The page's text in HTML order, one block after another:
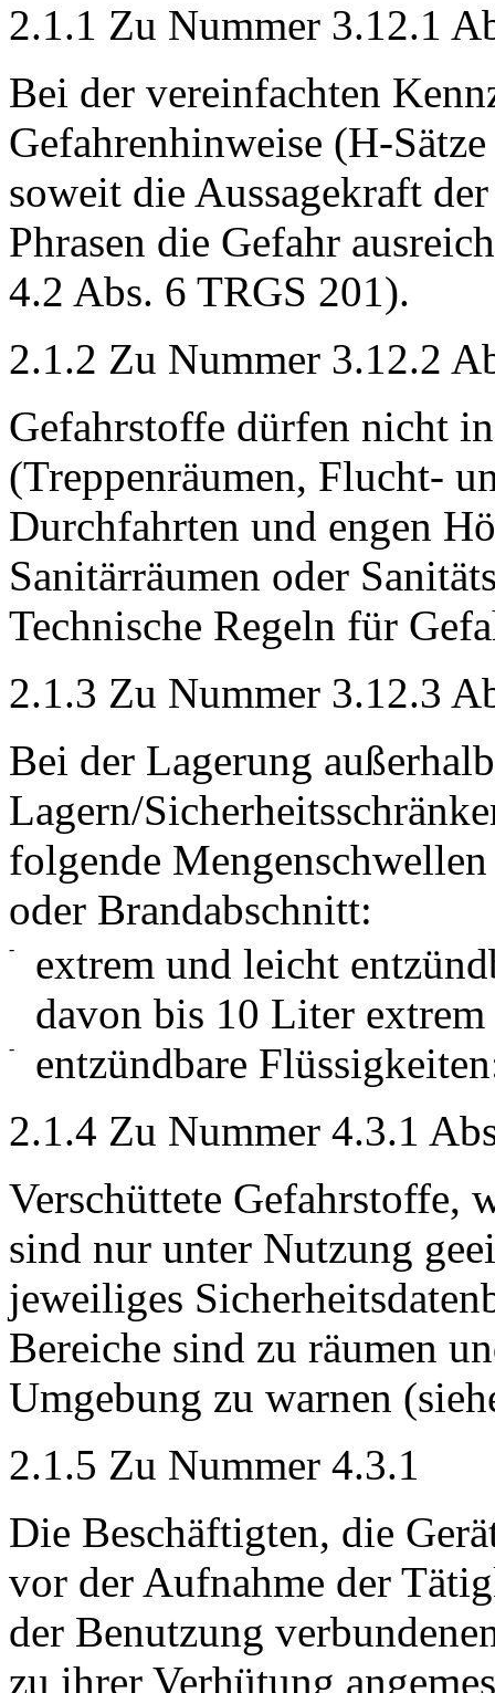
2.1.1 Zu Nummer 3.12.1
Bei der vereinfachten
Gefahrenhinweise (H-
soweit die Aussagekraft
Phrasen die Gefahr
4.2 Abs. 6 TRGS 201).
2.1.2 Zu Nummer 3.12.2
Gefahrstoffe dürfen nicht
(Treppenräumen, Flucht-
Durchfahrten und engen
Sanitärräumen oder
Technische Regeln für
2.1.3 Zu Nummer 3.12.3
Bei der Lagerung
Lagern/
folgende
oder Brandabschnitt:
-
extrem und leicht
davon bis 10 Liter extrem
-
entzündbare
2.1.4 Zu Nummer 4.3.1
Verschüttete Gefahrstoffe,
sind nur unter Nutzung
jeweiliges
Bereiche sind zu räumen
Umgebung zu warnen
2.1.5 Zu Nummer 4.3.1
Die Beschäftigten, die
vor der Aufnahme der
der Benutzung
zu ihrer Verhütung